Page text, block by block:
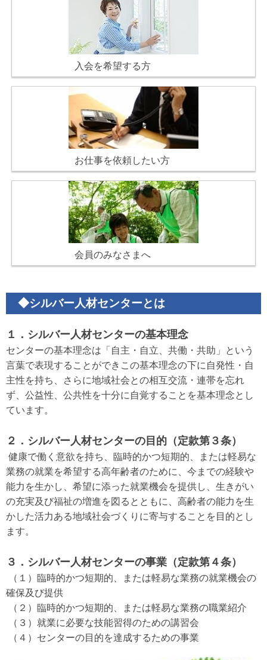
入会を希望する方
お仕事を依頼したい方
会員のみなさまへ
◆シルバー人材センターとは
１．シルバー人材センターの基本理念
センターの基本理念は「自主・自立、共働・共助」という
言葉で表現することができこの基本理念の下に自発性・自
主性を持ち、さらに地域社会との相互交流・連帯を忘れ
ず、公益性、公共性を十分に自覚することを基本理念とし
ています。
２．シルバー人材センターの目的（定款第３条）
健康で働く意欲を持ち、臨時的かつ短期的、または軽易な
業務の就業を希望する高年齢者のために、今までの経験や
能力を生かし、希望に添った就業機会を提供し、生きがい
の充実及び福祉の増進を図るとともに、高齢者の能力を生
かした活力ある地域社会づくりに寄与することを目的とし
ます。
３．シルバー人材センターの事業（定款第４条）
（１）臨時的かつ短期的、または軽易な業務の就業機会の
確保及び提供
（２）臨時的かつ短期的、または軽易な業務の職業紹介
（３）就業に必要な技能習得のための講習会
（４）センターの目的を達成するための事業